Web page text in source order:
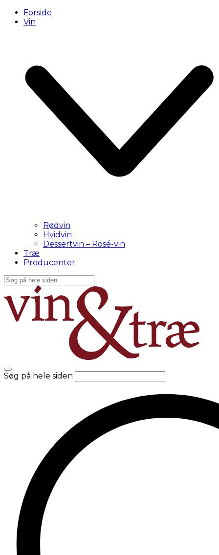
Forside
Vin
Rødvin
Hvidvin
Dessertvin – Rosé-vin
Træ
Producenter
Søg på hele siden